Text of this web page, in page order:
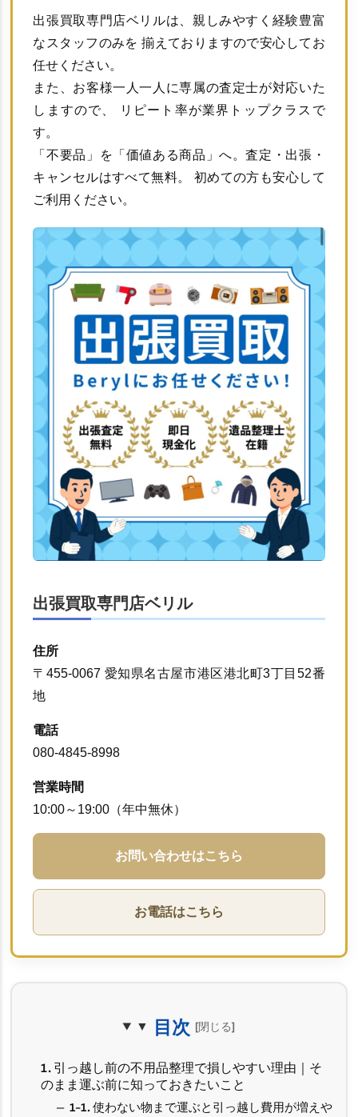
出張買取専門店ベリルは、親しみやすく経験豊富
なスタッフのみを 揃えておりますので安心してお
任せください。
また、お客様一人一人に専属の査定士が対応いた
しますので、 リピート率が業界トップクラスで
す。
「不要品」を「価値ある商品」へ。査定・出張・
キャンセルはすべて無料。 初めての方も安心して
ご利用ください。
出張買取専門店ベリル
住所
〒455-0067 愛知県名古屋市港区港北町3丁目52番
地
電話
080-4845-8998
営業時間
10:00～19:00（年中無休）
お問い合わせはこちら
お電話はこちら
目次
1. 引っ越し前の不用品整理で損しやすい理由｜そ
のまま運ぶ前に知っておきたいこと
1-1. 使わない物まで運ぶと引っ越し費用が増えや